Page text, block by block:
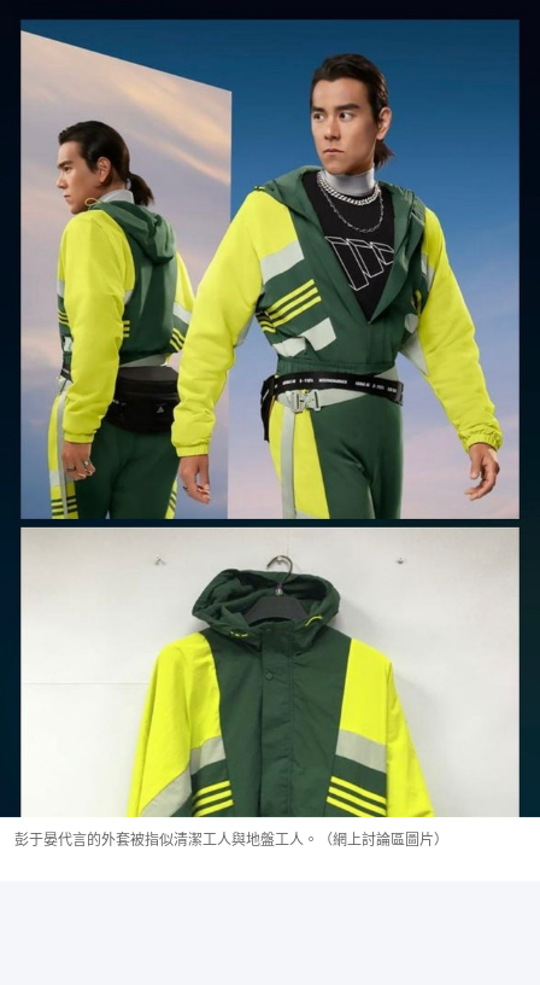
彭于晏代言的外套被指似清潔工人與地盤工人。（網上討論區圖片）